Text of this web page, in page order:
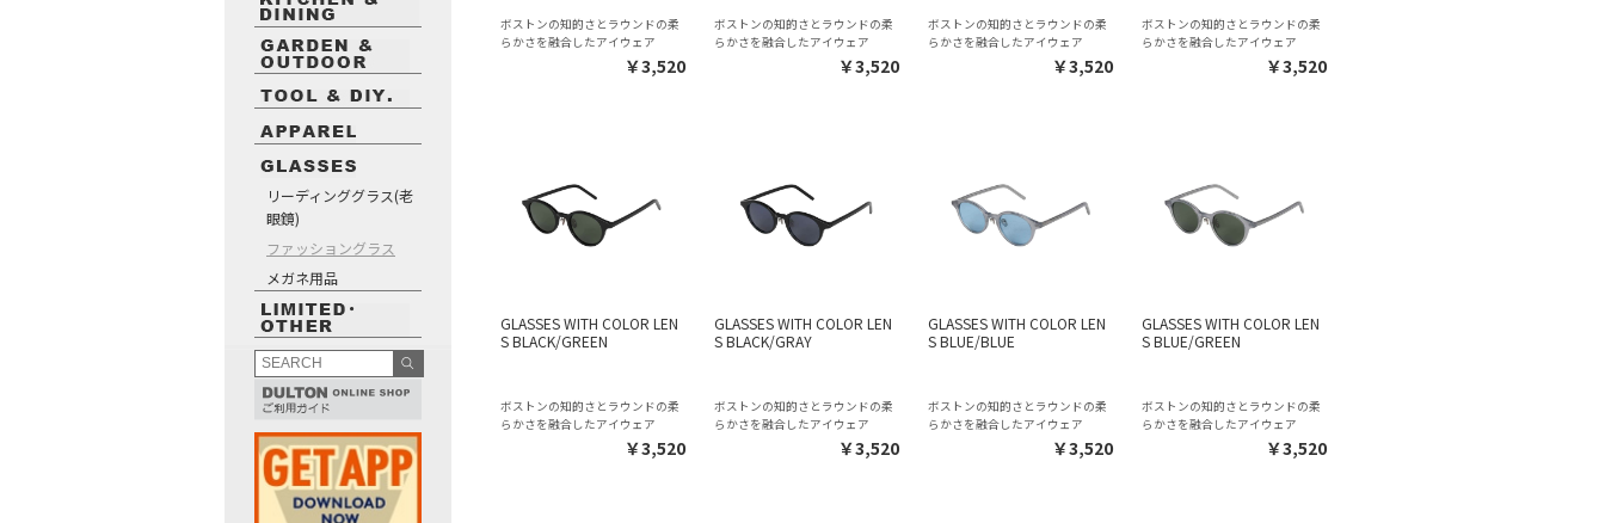
ボストンの知的さとラウンドの柔
らかさを融合したアイウェア
￥3,520
ボストンの知的さとラウンドの柔
らかさを融合したアイウェア
￥3,520
ボストンの知的さとラウンドの柔
らかさを融合したアイウェア
￥3,520
ボストンの知的さとラウンドの柔
らかさを融合したアイウェア
￥3,520
GLASSES WITH COLOR LEN
S BLACK/GREEN
ボストンの知的さとラウンドの柔
らかさを融合したアイウェア
￥3,520
GLASSES WITH COLOR LEN
S BLACK/GRAY
ボストンの知的さとラウンドの柔
らかさを融合したアイウェア
￥3,520
GLASSES WITH COLOR LEN
S BLUE/BLUE
ボストンの知的さとラウンドの柔
らかさを融合したアイウェア
￥3,520
GLASSES WITH COLOR LEN
S BLUE/GREEN
ボストンの知的さとラウンドの柔
らかさを融合したアイウェア
￥3,520
リーディンググラス(老
眼鏡)
ファッショングラス
メガネ用品